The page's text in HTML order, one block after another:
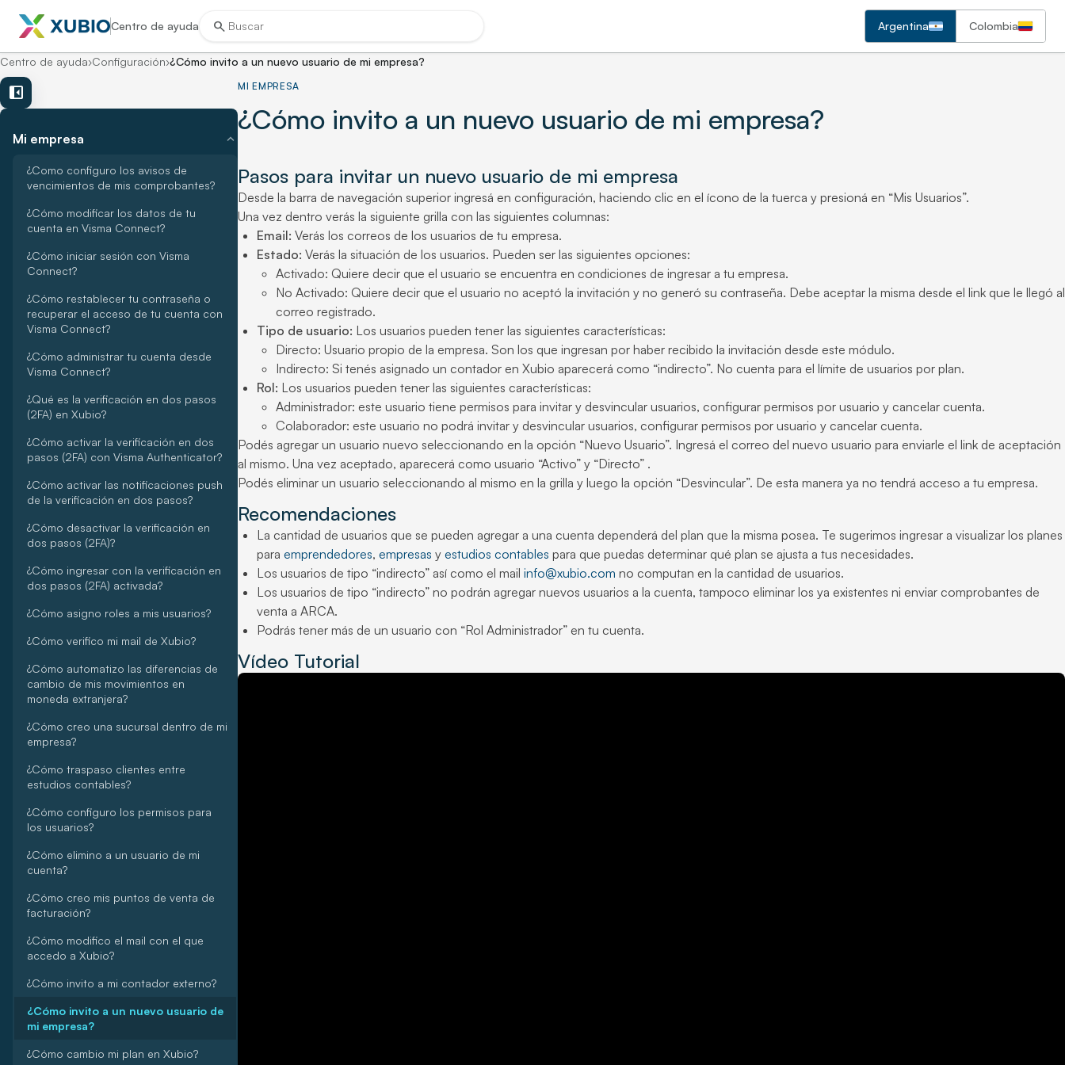
Centro de ayuda search Argentina Colombia
Centro de ayuda›Configuración›¿Cómo invito a un nuevo usuario de mi empresa?
left_panel_close
Mi empresa expand_more
¿Como configuro los avisos de
vencimientos de mis comprobantes?
¿Cómo modificar los datos de tu
cuenta en Visma Connect?
¿Cómo iniciar sesión con Visma
Connect?
¿Cómo restablecer tu contraseña o
recuperar el acceso de tu cuenta con
Visma Connect?
¿Cómo administrar tu cuenta desde
Visma Connect?
¿Qué es la verificación en dos pasos
(2FA) en Xubio?
¿Cómo activar la verificación en dos
pasos (2FA) con Visma Authenticator?
¿Cómo activar las notificaciones push
de la verificación en dos pasos?
¿Cómo desactivar la verificación en
dos pasos (2FA)?
¿Cómo ingresar con la verificación en
dos pasos (2FA) activada?
¿Cómo asigno roles a mis usuarios?
¿Cómo verifico mi mail de Xubio?
¿Cómo automatizo las diferencias de
cambio de mis movimientos en
moneda extranjera?
¿Cómo creo una sucursal dentro de mi
empresa?
¿Cómo traspaso clientes entre
estudios contables?
¿Cómo configuro los permisos para
los usuarios?
¿Cómo elimino a un usuario de mi
cuenta?
¿Cómo creo mis puntos de venta de
facturación?
¿Cómo modifico el mail con el que
accedo a Xubio?
¿Cómo invito a mi contador externo?
¿Cómo invito a un nuevo usuario de
mi empresa?
¿Cómo cambio mi plan en Xubio?
MI EMPRESA
¿Cómo invito a un nuevo usuario de mi empresa?
Pasos para invitar un nuevo usuario de mi empresa
Desde la barra de navegación superior ingresá en configuración, haciendo clic en el ícono de la tuerca y presioná en “Mis Usuarios”.
Una vez dentro verás la siguiente grilla con las siguientes columnas:
Email: Verás los correos de los usuarios de tu empresa.
Estado: Verás la situación de los usuarios. Pueden ser las siguientes opciones:
Activado: Quiere decir que el usuario se encuentra en condiciones de ingresar a tu empresa.
No Activado: Quiere decir que el usuario no aceptó la invitación y no generó su contraseña. Debe aceptar la misma desde el link que le llegó al
correo registrado.
Tipo de usuario: Los usuarios pueden tener las siguientes características:
Directo: Usuario propio de la empresa. Son los que ingresan por haber recibido la invitación desde este módulo.
Indirecto: Si tenés asignado un contador en Xubio aparecerá como “indirecto”. No cuenta para el límite de usuarios por plan.
Rol: Los usuarios pueden tener las siguientes características:
Administrador: este usuario tiene permisos para invitar y desvincular usuarios, configurar permisos por usuario y cancelar cuenta.
Colaborador: este usuario no podrá invitar y desvincular usuarios, configurar permisos por usuario y cancelar cuenta.
Podés agregar un usuario nuevo seleccionando en la opción “Nuevo Usuario”. Ingresá el correo del nuevo usuario para enviarle el link de aceptación
al mismo. Una vez aceptado, aparecerá como usuario “Activo” y “Directo” .
Podés eliminar un usuario seleccionando al mismo en la grilla y luego la opción “Desvincular”. De esta manera ya no tendrá acceso a tu empresa.
Recomendaciones
La cantidad de usuarios que se pueden agregar a una cuenta dependerá del plan que la misma posea. Te sugerimos ingresar a visualizar los planes
para emprendedores, empresas y estudios contables para que puedas determinar qué plan se ajusta a tus necesidades.
Los usuarios de tipo “indirecto” así como el mail info@xubio.com no computan en la cantidad de usuarios.
Los usuarios de tipo “indirecto” no podrán agregar nuevos usuarios a la cuenta, tampoco eliminar los ya existentes ni enviar comprobantes de
venta a ARCA.
Podrás tener más de un usuario con “Rol Administrador” en tu cuenta.
Vídeo Tutorial